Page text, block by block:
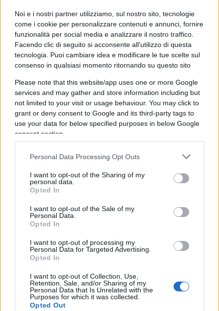
Noi e i nostri partner utilizziamo, sul nostro sito, tecnologie
come i cookie per personalizzare contenuti e annunci, fornire
funzionalità per social media e analizzare il nostro traffico.
Facendo clic di seguito si acconsente all'utilizzo di questa
tecnologia. Puoi cambiare idea e modificare le tue scelte sul
consenso in qualsiasi momento ritornando su questo sito
Please note that this website/app uses one or more Google
services and may gather and store information including but
not limited to your visit or usage behaviour. You may click to
grant or deny consent to Google and its third-party tags to
use your data for below specified purposes in below Google
consent section.
Personal Data Processing Opt Outs
I want to opt-out of the Sharing of my
personal data.
Opted In
I want to opt-out of the Sale of my
Personal Data.
Opted In
I want to opt-out of processing my
Personal Data for Targeted Advertising.
Opted In
I want to opt-out of Collection, Use,
Retention, Sale, and/or Sharing of my
Personal Data that Is Unrelated with the
Purposes for which it was collected.
Opted Out
gruppo ultras
della Juventus con base a Milano.
Una militanza che lo aveva già reso noto agli
investigatori della Digos torinese, pur senza
denunce o provvedimenti Daspo a suo carico. Il
gruppo, nato nel 1986, viene descritto dalle fonti
tifoseria organizzata juventina.
Le violenze prima della partita
La domenica del derbysi è trasformata in un
Olimpico Grande Torino
. Secondo le
ricostruzioni dopo tensioni già emerse nella notte
precedente, i gruppi organizzati delle due tifoserie
sono entrati in contatto prima della partita, tra
Basoccusarebbe statocolpito alla testa da un
oggetto contundente
bottiglia di vetro; una versione che ha superato
la prima ipotesi del lacrimogeno, inizialmente
circolata anche tra i familiari.